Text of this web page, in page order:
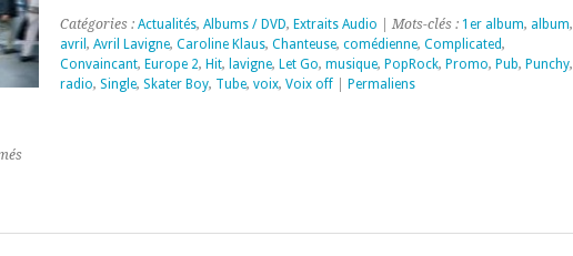
et
corps »
sur
radio
Catégories : Actualités, Albums / DVD, Extraits Audio | Mots-clés : 1er album, album,
avril , Avril Lavigne, Caroline Klaus, Chanteuse, comédienne, Complicated,
Convaincant, Europe 2, Hit, lavigne, Let Go, musique, PopRock, Promo, Pub, Punchy,
radio, Single, Skater Boy, Tube, voix, Voix off| Permaliens